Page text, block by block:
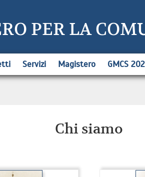
PER LA
Servizi Magistero GMCS
Chi siamo